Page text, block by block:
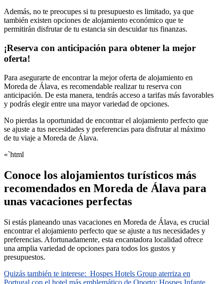
Además, no te preocupes si tu presupuesto es limitado, ya que
también existen opciones de alojamiento económico que te
permitirán disfrutar de tu estancia sin descuidar tus finanzas.
¡Reserva con anticipación para obtener la mejor
oferta!
Para asegurarte de encontrar la mejor oferta de alojamiento en
Moreda de Álava, es recomendable realizar tu reserva con
anticipación. De esta manera, tendrás acceso a tarifas más favorables
y podrás elegir entre una mayor variedad de opciones.
No pierdas la oportunidad de encontrar el alojamiento perfecto que
se ajuste a tus necesidades y preferencias para disfrutar al máximo
de tu viaje a Moreda de Álava.
«`html
Conoce los alojamientos turísticos más
recomendados en Moreda de Álava para
unas vacaciones perfectas
Si estás planeando unas vacaciones en Moreda de Álava, es crucial
encontrar el alojamiento perfecto que se ajuste a tus necesidades y
preferencias. Afortunadamente, esta encantadora localidad ofrece
una amplia variedad de opciones para todos los gustos y
presupuestos.
Quizás también te interese: Hospes Hotels Group aterriza en
Portugal con el hotel más emblemático de Oporto: Hospes Infante